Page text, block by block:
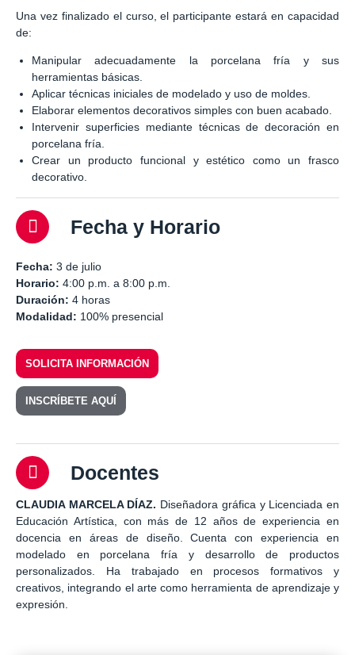
Una vez finalizado el curso, el participante estará en capacidad
de:
Manipular adecuadamente la porcelana fría y sus
herramientas básicas.
Aplicar técnicas iniciales de modelado y uso de moldes.
Elaborar elementos decorativos simples con buen acabado.
Intervenir superficies mediante técnicas de decoración en
porcelana fría.
Crear un producto funcional y estético como un frasco
decorativo.
Fecha y Horario
Fecha: 3 de julio
Horario: 4:00 p.m. a 8:00 p.m.
Duración: 4 horas
Modalidad: 100% presencial
SOLICITA INFORMACIÓN
INSCRÍBETE AQUÍ
Docentes
CLAUDIA MARCELA DÍAZ. Diseñadora gráfica y Licenciada en
Educación Artística, con más de 12 años de experiencia en
docencia en áreas de diseño. Cuenta con experiencia en
modelado en porcelana fría y desarrollo de productos
personalizados. Ha trabajado en procesos formativos y
creativos, integrando el arte como herramienta de aprendizaje y
expresión.